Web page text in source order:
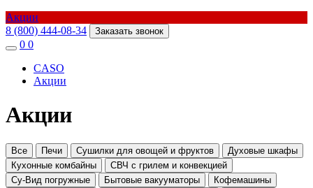
Акции
8 (800) 444-08-34
Заказать звонок
0 0
CASO
Акции
Акции
Все Печи Сушилки для овощей и фруктов
Духовые шкафы
Кухонные комбайны
СВЧ с грилем и конвекцией
Су-Вид погружные
Бытовые вакууматоры
Кофемашины